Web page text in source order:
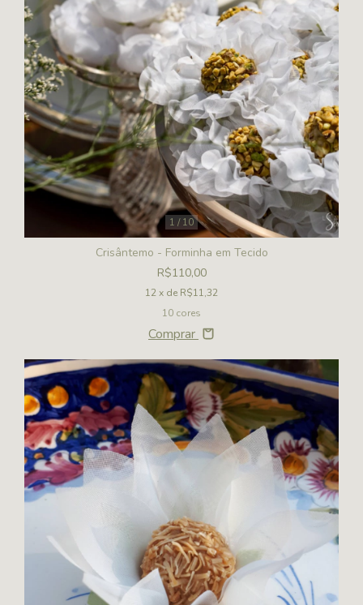
1 /10
Crisântemo - Forminha em Tecido
R$110,00
12x de R$11,32
10 cores
Comprar